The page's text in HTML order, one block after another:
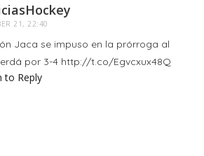
21, 22:40
Jaca se impuso en la prórroga al
por 3-4 http://t.co/Egvcxux48Q
to Reply